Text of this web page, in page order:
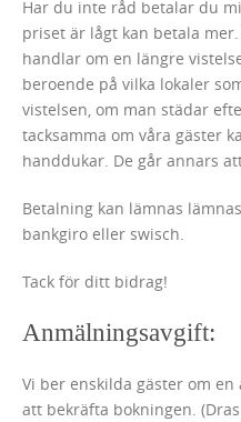
Har du inte råd betalar du
priset är lågt kan betala
handlar om en längre
beroende på vilka lokaler
vistelsen, om man städar
tacksamma om våra gäster
handdukar. De går annars
Betalning kan lämnas
bankgiro eller swisch.
Tack för ditt bidrag!
Anmälningsavgift:
Vi ber enskilda gäster om
att bekräfta bokningen.